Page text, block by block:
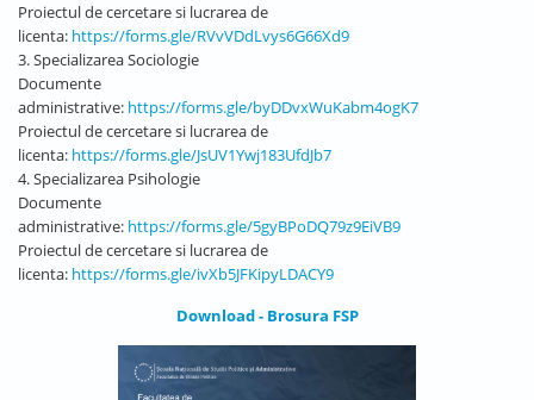
Proiectul de cercetare si lucrarea de
licenta: https://forms.gle/RVvVDdLvys6G66Xd9
3. Specializarea Sociologie
Documente
administrative: https://forms.gle/byDDvxWuKabm4ogK7
Proiectul de cercetare si lucrarea de
licenta: https://forms.gle/JsUV1Ywj183UfdJb7
4. Specializarea Psihologie
Documente
administrative: https://forms.gle/5gyBPoDQ79z9EiVB9
Proiectul de cercetare si lucrarea de
licenta: https://forms.gle/ivXb5JFKipyLDACY9
Download - Brosura FSP